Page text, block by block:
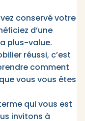
conservé votre
d’une
plus-value.
réussi, c’est
comment
vous vous êtes
qui vous est
invitons à